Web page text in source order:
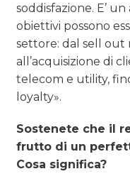
soddisfazione. E’
obiettivi possono
settore: dal sell out
all’acquisizione di
telecom e utility,
loyalty».
Sostenete che il
frutto di un
Cosa significa?